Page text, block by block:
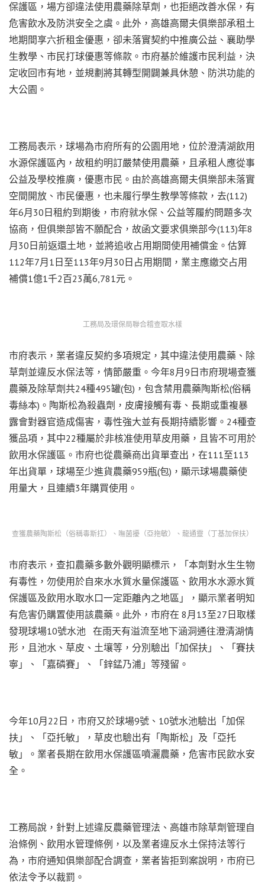
保護區，場方卻違法使用農藥除草劑，也拒絕改善水保，有
危害飲水及防洪安全之虞。此外，高雄高爾夫俱樂部承租土
地期間享六折租金優惠，卻未落實契約中推廣公益、襄助學
生教學、市民打球優惠等條款。市府基於維護市民利益，決
定收回市有地，並規劃將其轉型開闢兼具休憩、防洪功能的
大公園。
工務局表示，球場為市府所有的公園用地，位於澄清湖飲用
水源保護區內，故租約明訂嚴禁使用農藥，且承租人應從事
公益及學校推廣，優惠市民。由於高雄高爾夫俱樂部未落實
空間開放、市民優惠，也未履行學生教學等條款，去(112)
年6月30日租約到期後，市府就水保、公益等履約問題多次
協商，但俱樂部皆不願配合，故函文要求俱樂部今(113)年8
月30日前返還土地，並將追收占用期間使用補償金。估算
112年7月1日至113年9月30日占用期間，業主應繳交占用
補償1億1千2百23萬6,781元。
工務局及環保局聯合稽查取水樣
市府表示，業者違反契約多項規定，其中違法使用農藥、除
草劑並違反水保法等，情節嚴重。今年8月9日市府現場查獲
農藥及除草劑共24種495罐(包)，包含禁用農藥陶斯松(俗稱
毒絲本)。陶斯松為殺蟲劑，皮膚接觸有毒、長期或重複暴
露會對器官造成傷害，毒性強大並有長期持續影響。24種查
獲品項，其中22種屬於非核准使用草皮用藥，且皆不可用於
飲用水保護區。市府也從農藥商出貨單查出，在111至113
年出貨單，球場至少進貨農藥959瓶(包)，顯示球場農藥使
用量大，且連續3年購買使用。
查獲農藥陶斯松（俗稱毒斯扛）、嘸菌擾（亞拖敏）、龍通靈（丁基加保扶）
市府表示，查扣農藥多數外觀明顯標示，「本劑對水生生物
有毒性，勿使用於自來水水質水量保護區、飲用水水源水質
保護區及飲用水取水口一定距離內之地區」，顯示業者明知
有危害仍購置使用該農藥。此外，市府在 8月13至27日取樣
發現球場10號水池 在雨天有溢流至地下涵洞通往澄清湖情
形，且池水、草皮、土壤等，分別驗出「加保扶」、「賽扶
寧」、「嘉磷賽」、「鋅錳乃浦」等殘留。
今年10月22日，市府又於球場9號、10號水池驗出「加保
扶」、「亞托敏」，草皮也驗出有「陶斯松」及「亞托
敏」。業者長期在飲用水保護區噴灑農藥，危害市民飲水安
全。
工務局說，針對上述違反農藥管理法、高雄市除草劑管理自
治條例、飲用水管理條例，以及業者違反水土保持法等行
為，市府通知俱樂部配合調查，業者皆拒到案說明，市府已
依法令予以裁罰。